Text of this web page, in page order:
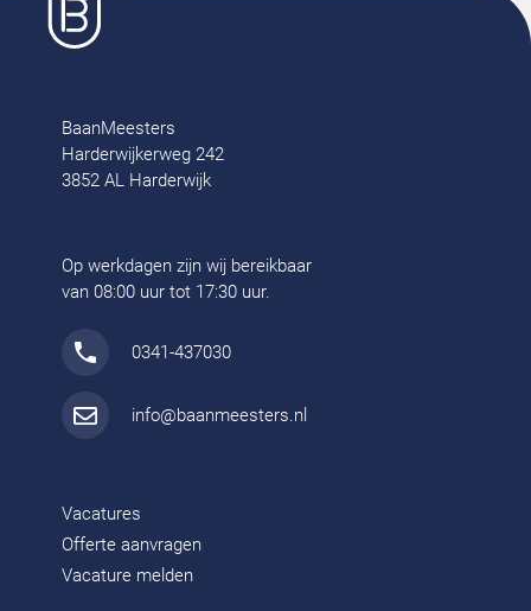
BaanMeesters
Harderwijkerweg 242
3852 AL Harderwijk
Op werkdagen zijn wij bereikbaar
van 08:00 uur tot 17:30 uur.
0341-437030
info@baanmeesters.nl
Vacatures
Offerte aanvragen
Vacature melden